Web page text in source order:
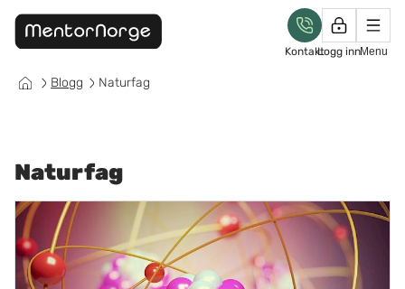
Logg innMenu
Kontakt
Blogg Naturfag
Naturfag